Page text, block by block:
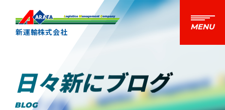
新運輸株式会社
日々新にブログ
BLOG